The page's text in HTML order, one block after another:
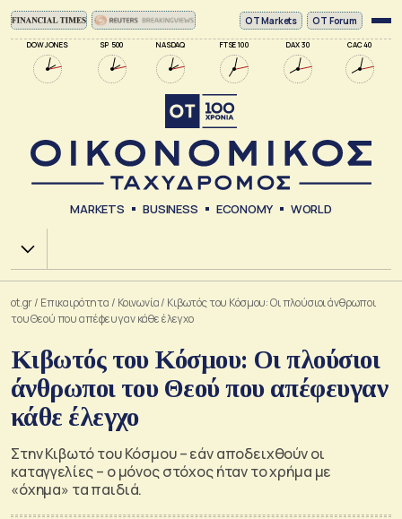
DOW JONES SP 500 NASDAQ FTSE 100 DAX 30 CAC 40
ΟΤ Markets OT Forum
MARKETS BUSINESS ECONOMY WORLD
Χ.Α.
ot.gr/ Επικαιρότητα / Κοινωνία/ Κιβωτός του Κόσμου: Οι πλούσιοι άνθρωποι
του Θεού που απέφευγαν κάθε έλεγχο
Κιβωτός του Κόσμου: Οι πλούσιοι
άνθρωποι του Θεού που απέφευγαν
κάθε έλεγχο
Στην Κιβωτό του Κόσμου – εάν αποδειχθούν οι
καταγγελίες – ο μόνος στόχος ήταν το χρήμα με
«όχημα» τα παιδιά.